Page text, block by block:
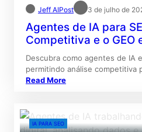
Jeff AIPost 3 de julho de
Agentes de IA para
Competitiva e o GEO
Descubra como agentes de IA
permitindo análise competitiva
Read More
IA PARA SEO